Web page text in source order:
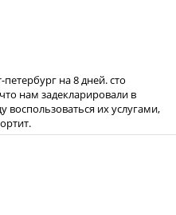
на 8 дней. сто
нам задекларировали в
воспользоваться их услугами,